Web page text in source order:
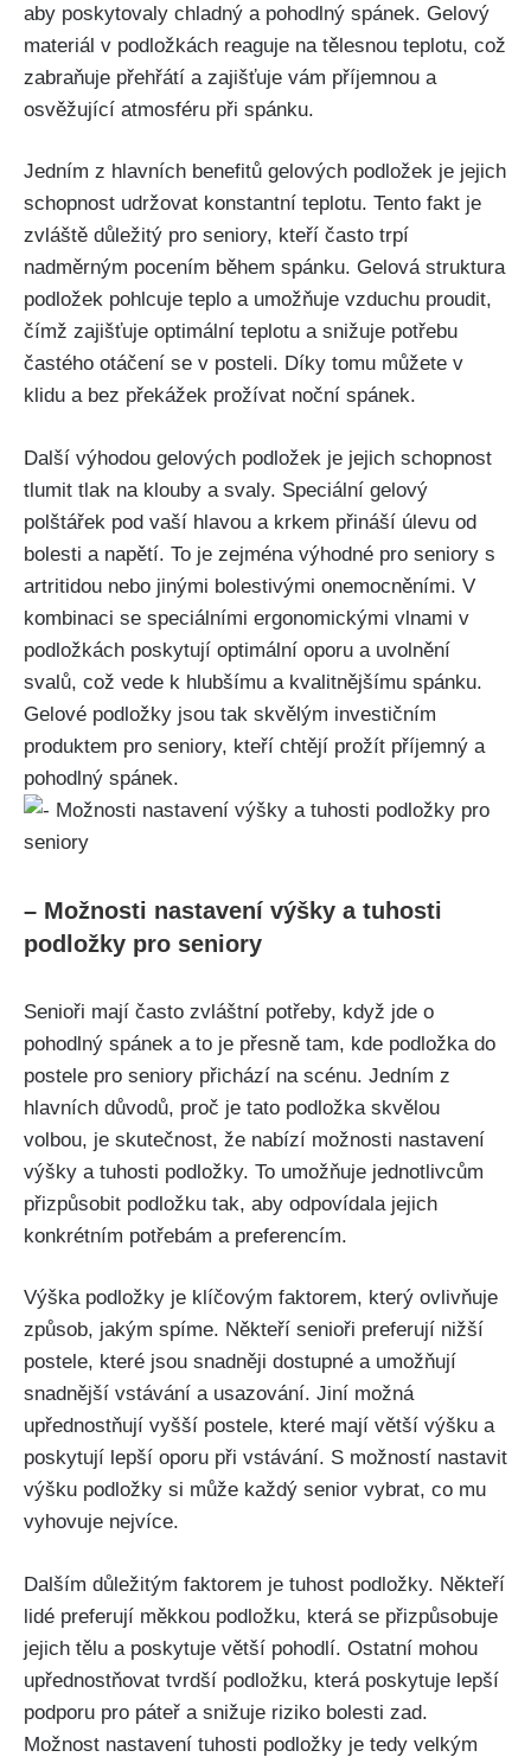
aby poskytovaly chladný a​ pohodlný spánek. ​Gelový
materiál v podložkách ​reaguje ​na tělesnou teplotu, což‌
zabraňuje přehřátí a zajišťuje vám příjemnou a
osvěžující atmosféru ⁤při spánku.
Jedním z hlavních benefitů ‍gelových podložek je jejich
schopnost udržovat konstantní teplotu. Tento ‌fakt je
zvláště ⁣důležitý pro seniory,‌ kteří často trpí
nadměrným pocením během spánku. Gelová struktura
podložek pohlcuje teplo a umožňuje vzduchu proudit,
čímž zajišťuje optimální teplotu a snižuje potřebu
častého ​otáčení se ⁢v posteli. Díky tomu‍ můžete v
klidu a bez překážek prožívat noční spánek.
Další výhodou gelových podložek je jejich schopnost
tlumit tlak na klouby a svaly. Speciální gelový
‍polštářek pod ⁢vaší hlavou a krkem přináší úlevu od
bolesti ‍a napětí. To je zejména výhodné ‍pro⁤ seniory s
‍artritidou nebo⁢ jinými bolestivými onemocněními. V
kombinaci‍ se speciálními ​ergonomickými‍ vlnami v
podložkách poskytují optimální oporu‌ a uvolnění ​
svalů, což vede k⁣ hlubšímu a kvalitnějšímu spánku.
Gelové podložky ​jsou‍ tak skvělým investičním
⁢produktem pro seniory, kteří chtějí prožít příjemný a
pohodlný spánek.
– Možnosti nastavení výšky a tuhosti
podložky pro seniory
Senioři mají často zvláštní potřeby, když jde o
pohodlný⁣ spánek a ‍to je přesně tam, kde podložka do
postele pro seniory přichází na scénu. Jedním z
hlavních důvodů, proč je tato podložka skvělou
volbou, je skutečnost, že nabízí možnosti‍ nastavení
výšky a tuhosti podložky. To umožňuje jednotlivcům
přizpůsobit podložku tak, aby odpovídala ⁣jejich
konkrétním potřebám a⁢ preferencím.
Výška podložky je klíčovým faktorem, který ovlivňuje
způsob, jakým spíme. ⁤Někteří senioři preferují nižší
postele, které ⁣jsou snadněji dostupné a umožňují
snadnější vstávání a usazování. Jiní možná
upřednostňují vyšší postele, ⁤které mají větší ⁣výšku a
poskytují lepší oporu při vstávání. S ‌možností nastavit
výšku podložky si může každý senior vybrat, co mu
vyhovuje nejvíce.
Dalším důležitým⁣ faktorem je tuhost podložky. Někteří
lidé preferují měkkou podložku, která se přizpůsobuje
jejich ‍tělu a ‍poskytuje větší pohodlí. Ostatní mohou
upřednostňovat tvrdší podložku, která⁣ poskytuje lepší
podporu pro páteř ‍a snižuje riziko ​bolesti zad.
Možnost nastavení tuhosti⁢ podložky je tedy velkým